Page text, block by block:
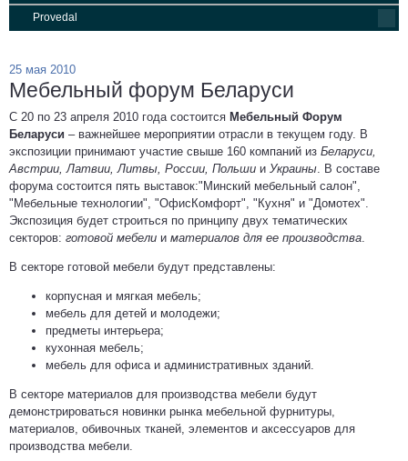
Provedal
25 мая 2010
Мебельный форум Беларуси
С 20 по 23 апреля 2010 года состоится Мебельный Форум
Беларуси – важнейшее мероприятии отрасли в текущем году. В
экспозиции принимают участие свыше 160 компаний из Беларуси,
Австрии, Латвии, Литвы, России, Польши и Украины. В составе
форума состоится пять выставок:"Минский мебельный салон",
"Мебельные технологии", "ОфисКомфорт", "Кухня" и "Домотех".
Экспозиция будет строиться по принципу двух тематических
секторов: готовой мебели и материалов для ее производства.
В секторе готовой мебели будут представлены:
корпусная и мягкая мебель;
мебель для детей и молодежи;
предметы интерьера;
кухонная мебель;
мебель для офиса и административных зданий.
В секторе материалов для производства мебели будут
демонстрироваться новинки рынка мебельной фурнитуры,
материалов, обивочных тканей, элементов и аксессуаров для
производства мебели.